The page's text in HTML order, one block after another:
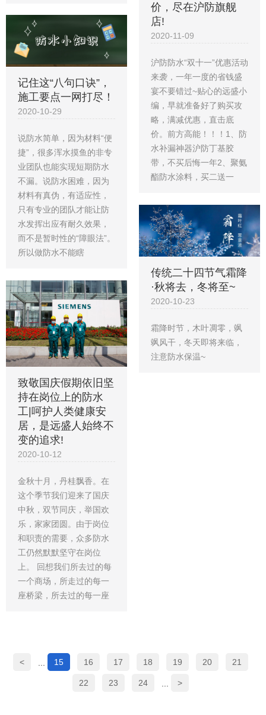
价，尽在沪防旗舰
店!
2020-11-09
沪防防水“双十一”优惠活动
来袭，一年一度的省钱盛
宴不要错过~贴心的远盛小
编，早就准备好了购买攻
略，满减优惠，直击底
价。前方高能！！！1、防
水补漏神器沪防丁基胶
带，不买后悔一年2、聚氨
酯防水涂料，买二送一
记住这“八句口诀”，
施工要点一网打尽！
2020-10-29
说防水简单，因为材料“便
捷”，很多浑水摸鱼的非专
业团队也能实现短期防水
不漏。说防水困难，因为
材料有真伪，有适应性，
只有专业的团队才能让防
水发挥出应有耐久效果，
而不是暂时性的“障眼法”。
所以做防水不能瞎
传统二十四节气霜降
·秋将去，冬将至~
2020-10-23
霜降时节，木叶凋零，飒
飒风干，冬天即将来临，
注意防水保温~
致敬国庆假期依旧坚
持在岗位上的防水
工|呵护人类健康安
居，是远盛人始终不
变的追求!
2020-10-12
金秋十月，丹桂飘香。在
这个季节我们迎来了国庆
中秋，双节同庆，举国欢
乐，家家团圆。由于岗位
和职责的需要，众多防水
工仍然默默坚守在岗位
上。 回想我们所去过的每
一个商场，所走过的每一
座桥梁，所去过的每一座
< ... 15 16 17 18 19 20 21
22 23 24 ... >